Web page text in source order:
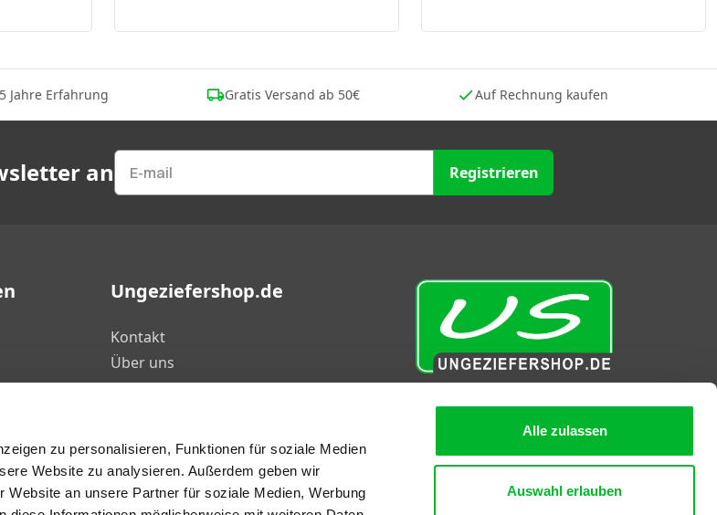
zu personalisieren, Funktionen für soziale Medien
Website zu analysieren. Außerdem geben wir
Website an unsere Partner für soziale Medien, Werbung
Alle zulassen
Auswahl erlauben
Jahre Erfahrung Gratis Versand ab 50€ Auf Rechnung kaufen
an Registrieren
Ungeziefershop.de
Kontakt
Über uns
FAQ's
Geprüfter Webshop Zertifikat
Unser Sortiment
Ungeziefershop.de
Königsborner Straße 26a